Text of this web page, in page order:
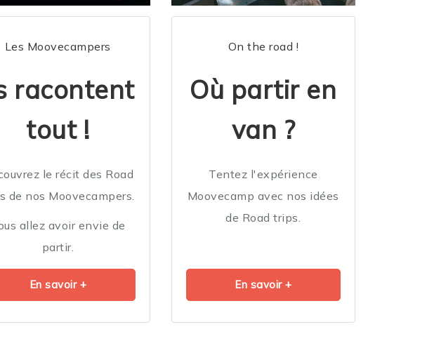
Les Moovecampers
racontent
tout !
le récit des Road
de nos Moovecampers.
allez avoir envie de
partir.
En savoir +
On the road !
Où partir en
van ?
Tentez l'expérience
Moovecamp avec nos idées
de Road trips.
En savoir +